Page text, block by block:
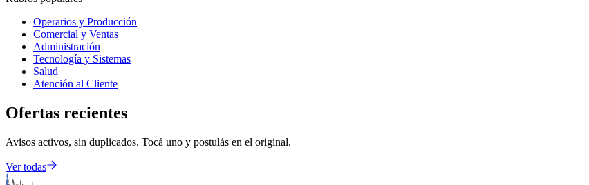
Operarios y Producción
Comercial y Ventas
Administración
Tecnología y Sistemas
Salud
Atención al Cliente
Ofertas recientes
Avisos activos, sin duplicados. Tocá uno y postulás en el original.
Ver todas